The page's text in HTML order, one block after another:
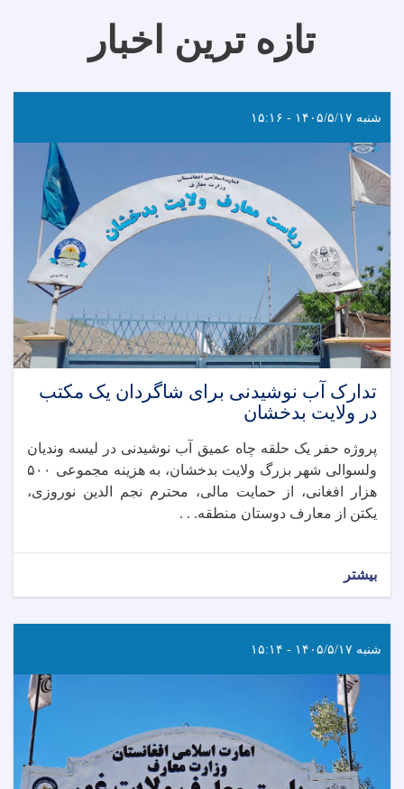
تازه ترین اخبار
شنبه ۱۴۰۵/۵/۱۷ - ۱۵:۱۶
تدارک آب نوشیدنی برای شاگردان یک مکتب
در ولایت بدخشان
پروژه حفر یک حلقه چاه عمیق آب نوشیدنی در لیسه وندیان
ولسوالی شهر بزرگ ولایت بدخشان، به هزینه مجموعی ۵۰۰
هزار افغانی، از حمایت مالی، محترم نجم‌ الدین نوروزی،
یکتن از معارف دوستان منطقه. . .
بیشتر
شنبه ۱۴۰۵/۵/۱۷ - ۱۵:۱۴